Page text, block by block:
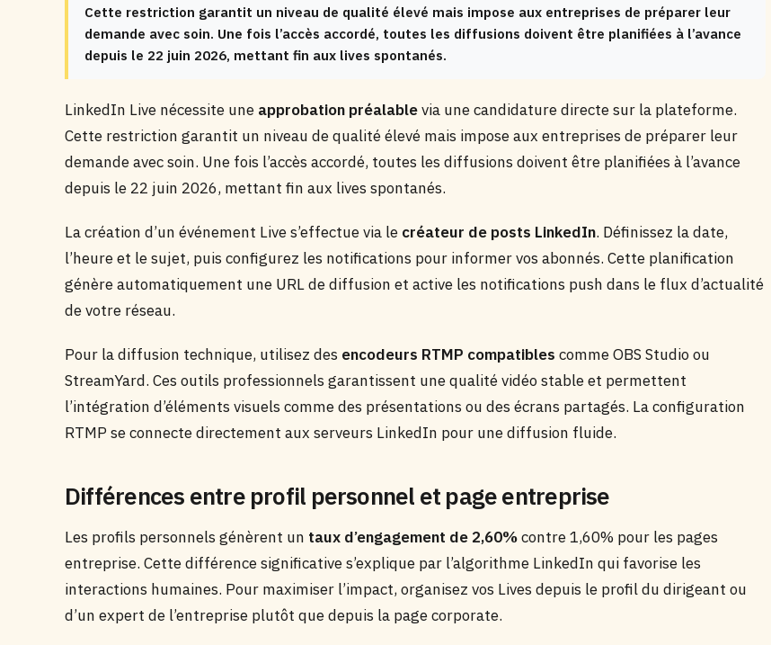
Cette restriction garantit un niveau de qualité élevé mais impose aux entreprises de préparer leur
demande avec soin. Une fois l’accès accordé, toutes les diffusions doivent être planifiées à l’avance
depuis le 22 juin 2026, mettant fin aux lives spontanés.
LinkedIn Live nécessite une approbation préalablevia une candidature directe sur la plateforme.
Cette restriction garantit un niveau de qualité élevé mais impose aux entreprises de préparer leur
demande avec soin. Une fois l’accès accordé, toutes les diffusions doivent être planifiées à l’avance
depuis le 22 juin 2026, mettant fin aux lives spontanés.
La création d’un événement Live s’effectue via le créateur de posts LinkedIn. Définissez la date,
l’heure et le sujet, puis configurez les notifications pour informer vos abonnés. Cette planification
génère automatiquement une URL de diffusion et active les notifications push dans le flux d’actualité
de votre réseau.
Pour la diffusion technique, utilisez des encodeurs RTMP compatibles comme OBS Studio ou
StreamYard. Ces outils professionnels garantissent une qualité vidéo stable et permettent
l’intégration d’éléments visuels comme des présentations ou des écrans partagés. La configuration
RTMP se connecte directement aux serveurs LinkedIn pour une diffusion fluide.
Différences entre profil personnel et page entreprise
Les profils personnels génèrent un taux d’engagement de 2,60%contre 1,60% pour les pages
entreprise. Cette différence significative s’explique par l’algorithme LinkedIn qui favorise les
interactions humaines. Pour maximiser l’impact, organisez vos Lives depuis le profil du dirigeant ou
d’un expert de l’entreprise plutôt que depuis la page corporate.